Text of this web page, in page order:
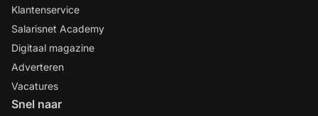
Klantenservice
Salarisnet Academy
Digitaal magazine
Adverteren
Vacatures
Snel naar